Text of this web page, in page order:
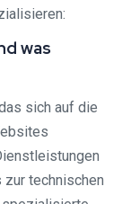
was
sich auf die
zur technischen